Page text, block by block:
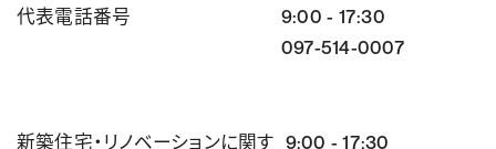
代表電話番号
9:00 - 17:30
097-514-0007
新築住宅・リノベーションに関す 9:00 - 17:30